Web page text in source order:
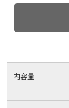
内容量